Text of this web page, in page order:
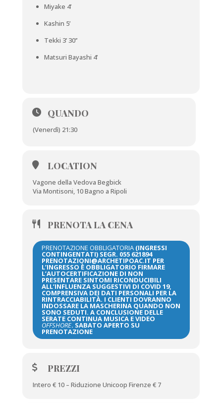
Miyake 4’
Kashin 5’
Tekki 3’ 30’’
Matsuri Bayashi 4’
QUANDO
(Venerdì) 21:30
LOCATION
Vagone della Vedova Begbick
Via Montisoni, 10 Bagno a Ripoli
PRENOTA LA CENA
PRENOTAZIONE OBBLIGATORIA(INGRESSI
CONTINGENTATI) SEGR. 055 621894
PRENOTAZIONI@ARCHETIPOAC.IT PER
L’INGRESSO È OBBLIGATORIO FIRMARE
L’AUTOCERTIFICAZIONE DI NON
PRESENTARE SINTOMI RICONDUCIBILI
ALL’INFLUENZA SUGGESTIVI DI COVID 19,
COMPRENSIVA DEI DATI PERSONALI PER LA
RINTRACCIABILITÀ. I CLIENTI DOVRANNO
INDOSSARE LA MASCHERINA QUANDO NON
SONO SEDUTI. A CONCLUSIONE DELLE
SERATE CONTINUA MUSICA E VIDEO
OFFSHORE. SABATO APERTO SU
PRENOTAZIONE
PREZZI
Intero € 10 – Riduzione Unicoop Firenze € 7